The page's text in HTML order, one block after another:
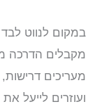
במקום לנווט
מקבלים הדרכה
מעריכים
ועוזרים לייעל